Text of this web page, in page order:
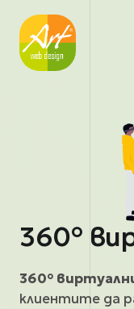
360°
360°
клиентите да